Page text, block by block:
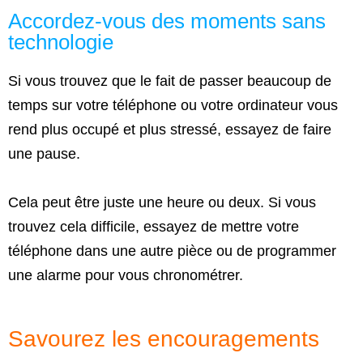
Accordez-vous des moments sans
technologie
Si vous trouvez que le fait de passer beaucoup de
temps sur votre téléphone ou votre ordinateur vous
rend plus occupé et plus stressé, essayez de faire
une pause.
Cela peut être juste une heure ou deux. Si vous
trouvez cela difficile, essayez de mettre votre
téléphone dans une autre pièce ou de programmer
une alarme pour vous chronométrer.
Savourez les encouragements